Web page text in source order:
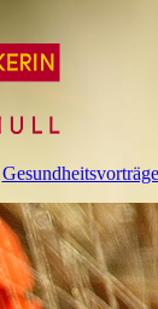
Gesundheitsvorträge
Ätherische Öle als
Hausapotheke